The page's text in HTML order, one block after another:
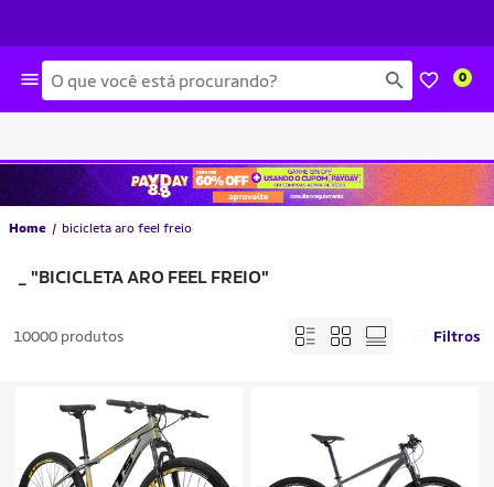
Busca 0
Home bicicleta aro feel freio
"BICICLETA ARO FEEL FREIO"
10000 produtos Filtros